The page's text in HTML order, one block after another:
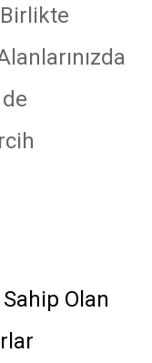
Sahip Olan